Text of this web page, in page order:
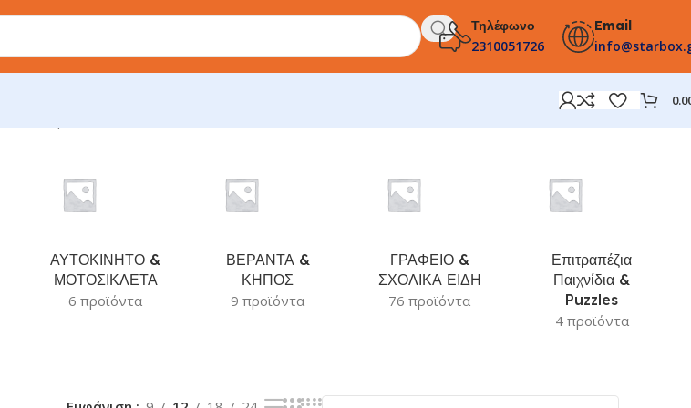
Τηλέφωνο
2310051726
Email
ΑΥΤΟΚΙΝΗΤΟ &
ΜΟΤΟΣΙΚΛΕΤΑ
6 προϊόντα
ΒΕΡΑΝΤΑ &
ΚΗΠΟΣ
9 προϊόντα
ΓΡΑΦΕΙΟ &
ΣΧΟΛΙΚΑ ΕΙΔΗ
76 προϊόντα
Επιτραπέζια
Παιχνίδια &
Puzzles
4 προϊόντα